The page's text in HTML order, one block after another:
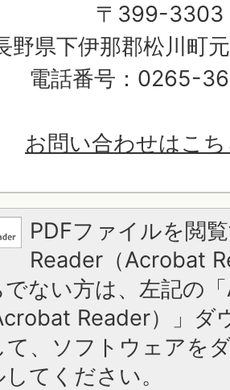
〒399-3303
野県下伊那郡松川町
電話番号：0265-
お問い合わせはこ
PDFファイルを閲
Reader（Acrobat
ない方は、左記の
Reader）」ダ
て、ソフトウェアを
てください。